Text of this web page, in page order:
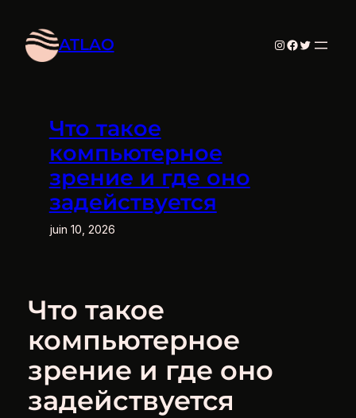
contenu
ATLAO Instagram
Facebook
Twitter
Что такое
компьютерное
зрение и где оно
задействуется
juin 10, 2026
Что такое
компьютерное
зрение и где оно
задействуется